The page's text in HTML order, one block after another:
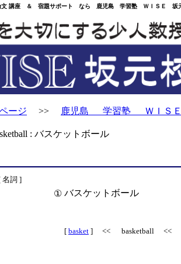
講座 ＆ 宿題サポート なら 鹿児島 学習塾 ＷＩＳＥ 坂元
ージ >> 鹿児島 学習塾 ＷＩＳ
: バスケットボール
名詞 ]
① バスケットボール
[ basket ] << basketball <<